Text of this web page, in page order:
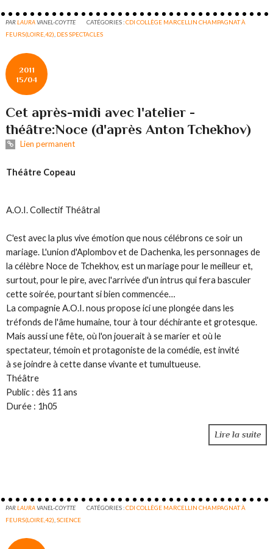
PARLAURAVANEL-COYTTE CATÉGORIES :CDI COLLÈGE MARCELLIN CHAMPAGNAT À
FEURS(LOIRE,42) DES SPECTACLES
2011
15/04
Cet après-midi avec l'atelier -
théâtre:Noce (d'après Anton Tchekhov)
Lien permanent
Théâtre Copeau
A.O.I. Collectif Théâtral
C'est avec la plus vive émotion que nous célébrons ce soir un
mariage. L'union d'Aplombov et de Dachenka, les personnages de
la célèbre Noce de Tchekhov, est un mariage pour le meilleur et,
surtout, pour le pire, avec l'arrivée d'un intrus qui fera basculer
cette soirée, pourtant si bien commencée…
La compagnie A.O.I. nous propose ici une plongée dans les
tréfonds de l'âme humaine, tour à tour déchirante et grotesque.
Mais aussi une fête, où l'on jouerait à se marier et où le
spectateur, témoin et protagoniste de la comédie, est invité
à se joindre à cette danse vivante et tumultueuse.
Théâtre
Public : dès 11 ans
Durée : 1h05
Lire la suite
PARLAURAVANEL-COYTTE CATÉGORIES :CDI COLLÈGE MARCELLIN CHAMPAGNAT À
FEURS(LOIRE,42) ,SCIENCE